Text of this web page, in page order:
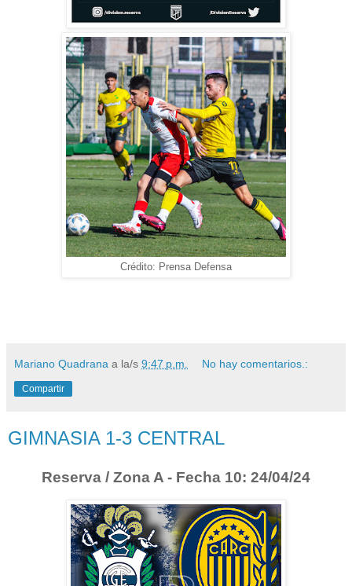
Crédito: Prensa Defensa
Mariano Quadrana a la/s 9:47 p.m. No hay comentarios.:
Compartir
GIMNASIA 1-3 CENTRAL
Reserva / Zona A - Fecha 10: 24/04/24